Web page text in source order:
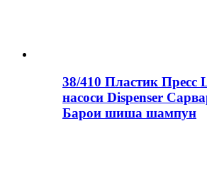
38/410 Пластик Пресс
насоси Dispenser
Барои шиша шампун